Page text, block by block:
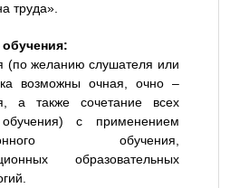
труда».
(по желанию слушателя или
возможны очная, очно –
а также сочетание всех
с применением
обучения,
образовательных